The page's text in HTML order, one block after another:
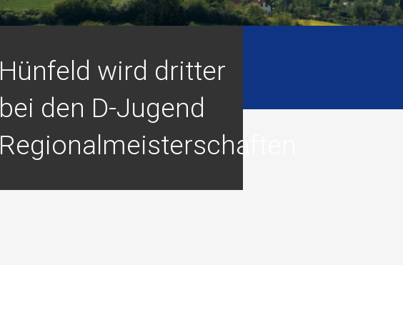
Hünfeld wird dritter
bei den D-Jugend
Regionalmeisterschaften